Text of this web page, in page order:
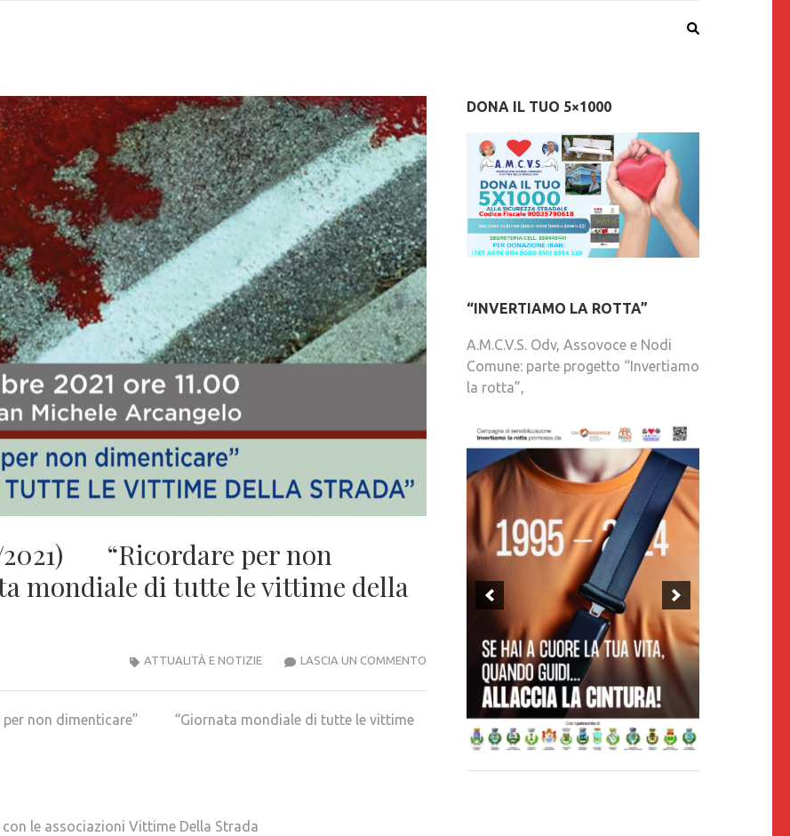
2021) “Ricordare per non
di tutte le vittime della
LASCIA UN COMMENTO(COMUNICATO
19/11/2021)
ATTUALITÀ E NOTIZIE
non dimenticare” “Giornata mondiale di tutte le vittime
le associazioni Vittime Della Strada
DONA IL TUO 5×1000
“INVERTIAMO LA ROTTA”
A.M.C.V.S. Odv, Assovoce e Nodi
Comune: parte progetto “Invertiamo
la rotta”,